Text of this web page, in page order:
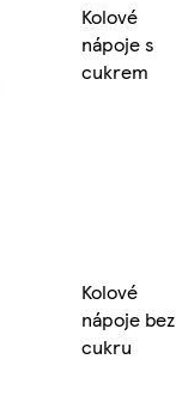
Kolové
nápoje s
cukrem
Kolové
nápoje bez
cukru